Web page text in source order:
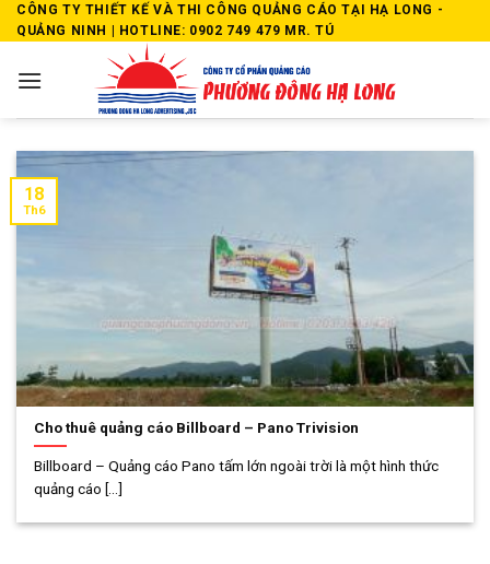
Skip
to
CÔNG TY THIẾT KẾ VÀ THI CÔNG QUẢNG CÁO TẠI HẠ LONG -
QUẢNG NINH | HOTLINE: 0902 749 479 MR. TÚ
Cho thuê quảng cáo Billboard – Pano Trivision
Billboard – Quảng cáo Pano tấm lớn ngoài trời là một hình thức
quảng cáo [...]
18
Th6